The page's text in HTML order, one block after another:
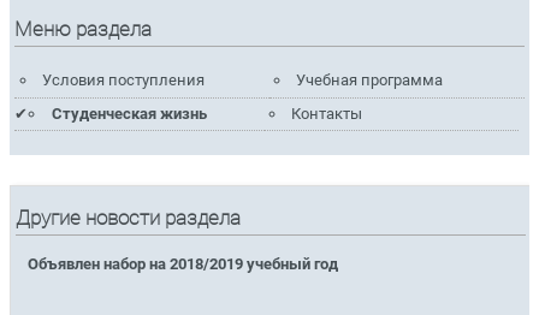
Меню раздела
Условия поступления
Учебная программа
Студенческая жизнь
Контакты
Другие новости раздела
Объявлен набор на 2018/2019 учебный год